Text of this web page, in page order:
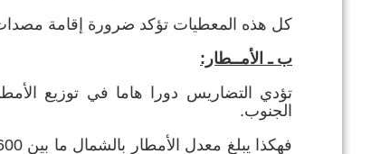
كل هذه المعطيات تؤكد ضرورة إقامة مصدات
ب ـ الأمــطار:
تؤدي التضاريس دورا هاما في توزيع
الجنوب.